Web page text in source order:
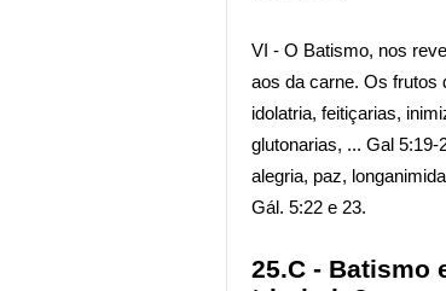
VI - O Batismo, nos
aos da carne. Os frutos
idolatria, feitiçarias,
glutonarias, ... Gal
alegria, paz,
Gál. 5:22 e 23.
25.C - Batismo